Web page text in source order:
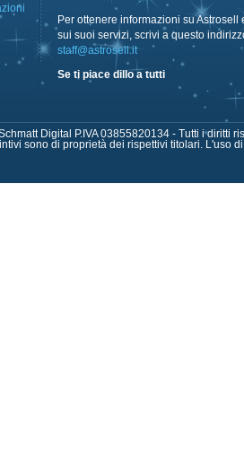
Per ottenere informazioni su Astrosell
sui suoi servizi, scrivi a questo
staff@astrosell.it
Se ti piace dillo a tutti
Digital P.IVA 03855820134 - Tutti i diritti
sono di proprietà dei rispettivi titolari. L'uso